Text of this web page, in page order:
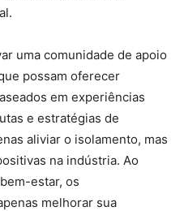
uma comunidade de apoio
possam oferecer
em experiências
e estratégias de
aliviar o isolamento, mas
na indústria. Ao
estar, os
melhorar sua